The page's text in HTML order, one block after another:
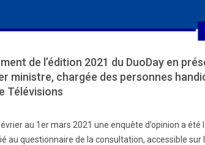
de l’édition 2021 du DuoDay en
ministre, chargée des personnes
Télévisions
au 1er mars 2021 une enquête d’opinion a
au questionnaire de la consultation, accessible sur